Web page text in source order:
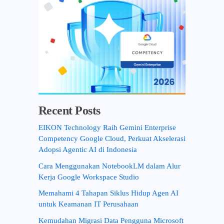
Recent Posts
EIKON Technology Raih Gemini Enterprise
Competency Google Cloud, Perkuat Akselerasi
Adopsi Agentic AI di Indonesia
Cara Menggunakan NotebookLM dalam Alur
Kerja Google Workspace Studio
Memahami 4 Tahapan Siklus Hidup Agen AI
untuk Keamanan IT Perusahaan
Kemudahan Migrasi Data Pengguna Microsoft